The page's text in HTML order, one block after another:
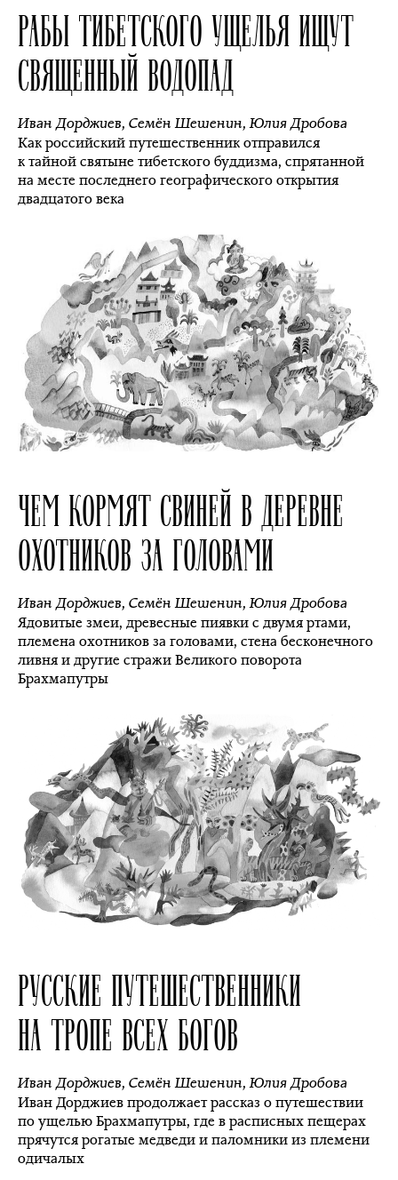
РАБЫ ТИБЕТСКОГО УЩЕЛЬЯ ИЩУТ
СВЯЩЕННЫЙ ВОДОПАД
Иван Дорджиев, Семён Шешенин,Юлия Дробова
Как российский путешественник отправился
к тайной святыне тибетского буддизма, спрятанной
на месте последнего географического открытия
двадцатого века
ЧЕМ КОРМЯТ СВИНЕЙ В ДЕРЕВНЕ
ОХОТНИКОВ ЗА ГОЛОВАМИ
Иван Дорджиев, Семён Шешенин,Юлия Дробова
Ядовитые змеи, древесные пиявки с двумя ртами,
племена охотников за головами, стена бесконечного
ливня и другие стражи Великого поворота
Брахмапутры
РУССКИЕ ПУТЕШЕСТВЕННИКИ
НА ТРОПЕ ВСЕХ БОГОВ
Иван Дорджиев, Семён Шешенин,Юлия Дробова
Иван Дорджиев продолжает рассказ о путешествии
по ущелью Брахмапутры, где в расписных пещерах
прячутся рогатые медведи и паломники из племени
одичалых